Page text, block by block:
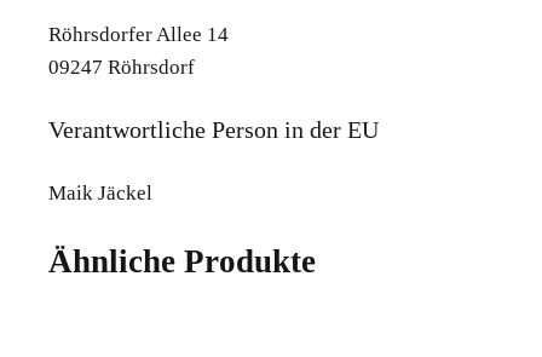
Röhrsdorfer Allee 14
09247 Röhrsdorf
Verantwortliche Person in der EU
Maik Jäckel
Ähnliche Produkte